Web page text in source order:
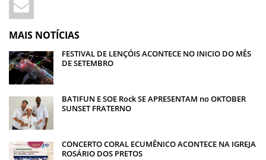
MAIS NOTÍCIAS
FESTIVAL DE LENÇÓIS ACONTECE NO INICIO DO MÊS
DE SETEMBRO
BATIFUN E SOE Rock SE APRESENTAM no OKTOBER
SUNSET FRATERNO
CONCERTO CORAL ECUMÊNICO ACONTECE NA IGREJA
ROSÁRIO DOS PRETOS